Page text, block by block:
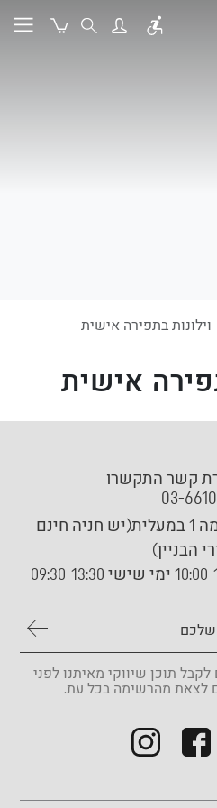
וילונות בתפירה אישית
אישית
קשר התקשרו
03-
גיסין 86 פתח תקווה קומה 1 במעלית(יש חניה חינם
הבניין)
תוכן שיווקי מאיתנו לפני
לצאת מהרשימה בכל עת.